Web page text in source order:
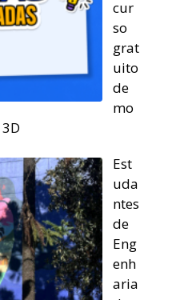
cur
so
grat
uito
de
mo
Est
uda
ntes
de
Eng
enh
aria